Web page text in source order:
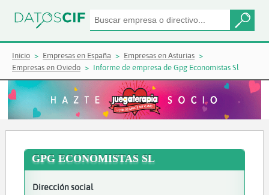
Inicio Empresas en España
Empresas en Asturias
Empresas en Oviedo
Informe de empresa de Gpg Economistas Sl
GPG ECONOMISTAS SL
Dirección social